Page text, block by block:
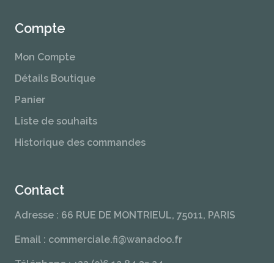
Compte
Mon Compte
Détails Boutique
Panier
Liste de souhaits
Historique des commandes
Contact
Adresse : 66 RUE DE MONTRIEUL, 75011, PARIS
Email : commerciale.fi@wanadoo.fr